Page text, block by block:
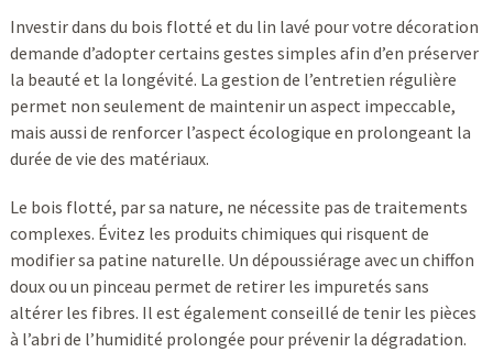
Investir dans du bois flotté et du lin lavé pour votre décoration
demande d’adopter certains gestes simples afin d’en préserver
la beauté et la longévité. La gestion de l’entretien régulière
permet non seulement de maintenir un aspect impeccable,
mais aussi de renforcer l’aspect écologique en prolongeant la
durée de vie des matériaux.
Le bois flotté, par sa nature, ne nécessite pas de traitements
complexes. Évitez les produits chimiques qui risquent de
modifier sa patine naturelle. Un dépoussiérage avec un chiffon
doux ou un pinceau permet de retirer les impuretés sans
altérer les fibres. Il est également conseillé de tenir les pièces
à l’abri de l’humidité prolongée pour prévenir la dégradation.